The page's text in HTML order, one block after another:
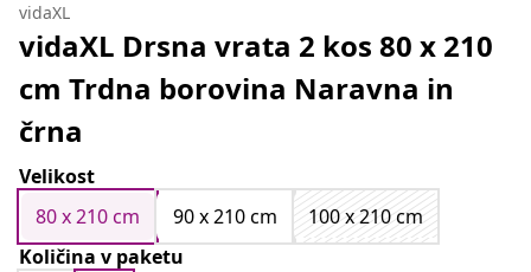
vidaXL
vidaXL Drsna vrata 2 kos 80 x 210
cm Trdna borovina Naravna in
črna
Velikost
80 x 210 cm
90 x 210 cm
100 x 210 cm
Količina v paketu